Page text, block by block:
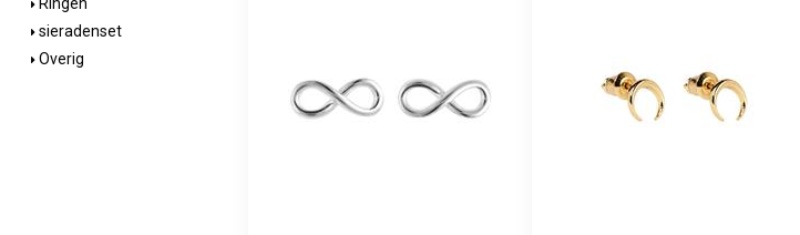
sieradenset
Overig